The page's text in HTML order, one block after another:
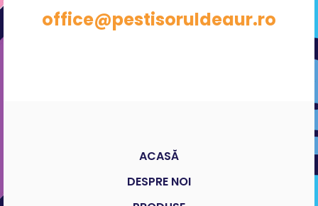
office@pestisoruldeaur.ro
ACASĂ
DESPRE NOI